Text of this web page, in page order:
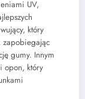
UV,
który
zapobiegając
gumy. Innym
opon, który